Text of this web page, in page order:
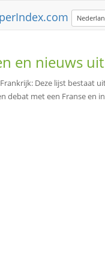
en nieuws uit
Deze lijst bestaat
debat met een Franse en